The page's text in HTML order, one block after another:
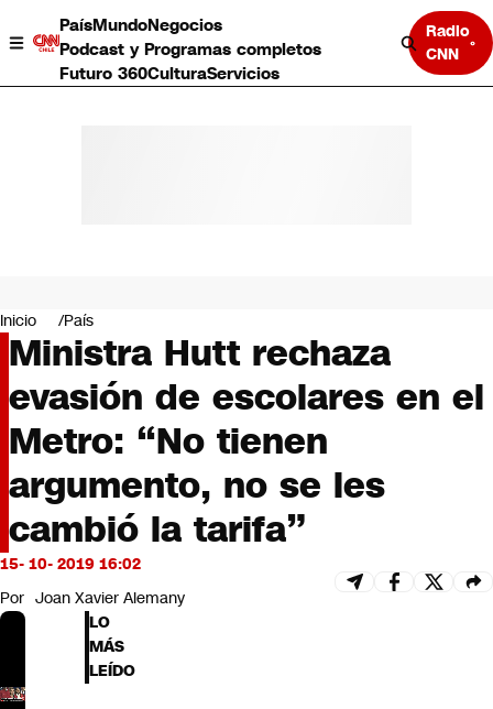
PaísMundoNegocios
Podcast y Programas completos
Futuro 360CulturaServicios
Radio
CNN
Negocios
Deportes
Programas completos
Cultura
Servicios
Bits
CNN tiempo
Futuro 360
Opinión
Inicio País
Ministra Hutt rechaza
evasión de escolares en el
Metro: “No tienen
argumento, no se les
cambió la tarifa”
15- 10- 2019 16:02
Por Joan Xavier Alemany
LO
MÁS
LEÍDO